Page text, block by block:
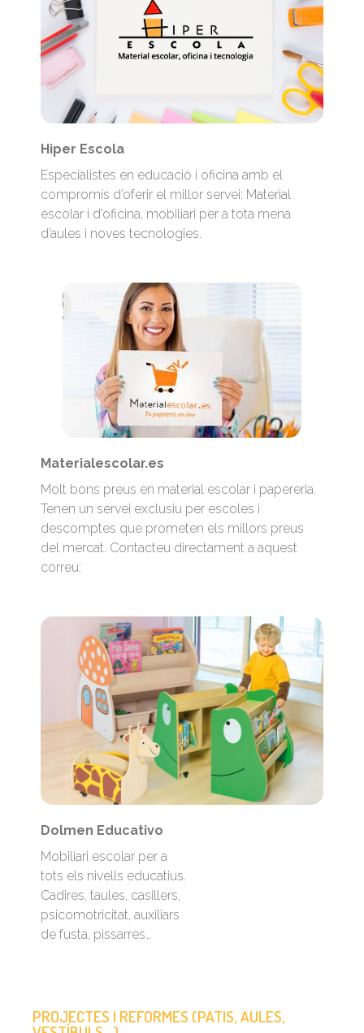
Hiper Escola
Especialistes en educació i oficina amb el
compromís d’oferir el millor servei: Material
escolar i d’oficina, mobiliari per a tota mena
d’aules i noves tecnologies.
Materialescolar.es
Molt bons preus en material escolar i papereria.
Tenen un servei exclusiu per escoles i
descomptes que prometen els millors preus
del mercat. Contacteu directament a aquest
correu:
Dolmen Educativo
Mobiliari escolar per a
tots els nivells educatius.
Cadires, taules, casillers,
psicomotricitat, auxiliars
de fusta, pissarres…
PROJECTES I REFORMES (PATIS, AULES,